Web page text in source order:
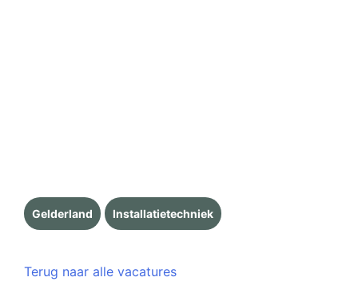
Gelderland Installatietechniek
Terug naar alle vacatures